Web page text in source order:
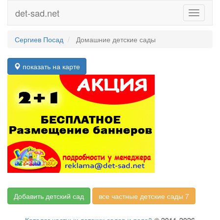
Toggle
det-sad.net
Сергиев Посад Домашние детские сады
показать на карте
Добавить детский сад все частные детские сады 7